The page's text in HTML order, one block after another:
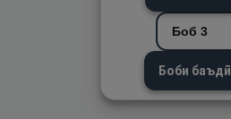
Боби баъдӣ